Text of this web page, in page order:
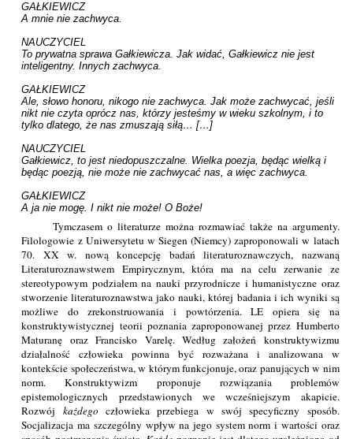
GAŁKIEWICZ
A mnie nie zachwyca.
NAUCZYCIEL
To prywatna sprawa Gałkiewicza. Jak widać, Gałkiewicz nie jest
inteligentny. Innych zachwyca.
GAŁKIEWICZ
Ale, słowo honoru, nikogo nie zachwyca. Jak może zachwycać, jeśli
nikt nie czyta oprócz nas, którzy jesteśmy w wieku szkolnym, i to
tylko dlatego, że nas zmuszają siłą… […]
NAUCZYCIEL
Gałkiewicz, to jest niedopuszczalne. Wielka poezja, będąc wielką i
będąc poezją, nie może nie zachwycać nas, a więc zachwyca.
GAŁKIEWICZ
A ja nie mogę. I nikt nie może! O Boże!
Tymczasem o literaturze można rozmawiać także na argumenty.
Filologowie z Uniwersytetu w Siegen (Niemcy) zaproponowali w latach
70. XX w. nową koncepcję badań literaturoznawczych, nazwaną
Literaturoznawstwem Empirycznym, która ma na celu zerwanie ze
stereotypowym podziałem na nauki przyrodnicze i humanistyczne oraz
stworzenie literaturoznawstwa jako nauki, której badania i ich wyniki są
możliwe do zrekonstruowania i powtórzenia. LE opiera się na
konstruktywistycznej teorii poznania zaproponowanej przez Humberto
Maturanę oraz Francisko Varelę. Według założeń konstruktywizmu
działalność człowieka powinna być rozważana i analizowana w
kontekście społeczeństwa, w którym funkcjonuje, oraz panujących w nim
norm. Konstruktywizm proponuje rozwiązania problemów
epistemologicznych przedstawionych we wcześniejszym akapicie.
Rozwój każdegoczłowieka przebiega w swój specyficzny sposób.
Socjalizacja ma szczególny wpływ na jego system norm i wartości oraz